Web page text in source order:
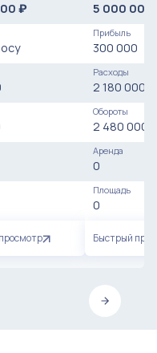
₽ 5 000 000
Прибыль
300 000
Расходы
2 180 000
Обороты
2 480 000
Аренда
0
Площадь
0
Быстрый